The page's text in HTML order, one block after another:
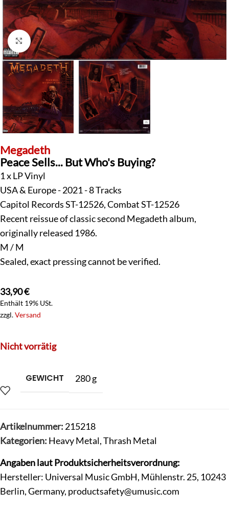
Klick zum Vergrößern
Megadeth
Peace Sells... But Who's Buying?
1 x LP Vinyl
USA & Europe - 2021 - 8 Tracks
Capitol Records ST-12526, Combat ST-12526
Recent reissue of classic second Megadeth album,
originally released 1986.
M / M
Sealed, exact pressing cannot be verified.
33,90€
Enthält 19% USt.
zzgl.Versand
Nicht vorrätig
GEWICHT 280 g
Artikelnummer: 215218
Kategorien: Heavy Metal,Thrash Metal
Angaben laut Produktsicherheitsverordnung:
Hersteller: Universal Music GmbH, Mühlenstr. 25, 10243
Berlin, Germany, productsafety@umusic.com